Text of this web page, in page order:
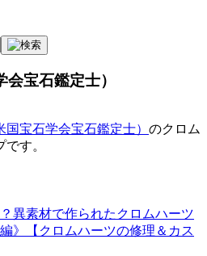
宝石鑑定士）
国宝石学会宝石鑑定士） のクロム
す。
異素材で作られたクロムハーツ
》【クロムハーツの修理＆カス